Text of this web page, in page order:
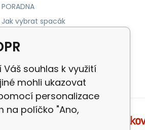
PORADNA
Jak vybrat spacák
Jak vybrat karimatku
Reklamace
Váš souhlas k využití
mohli ukazovat
personalizace
na políčko "Ano,